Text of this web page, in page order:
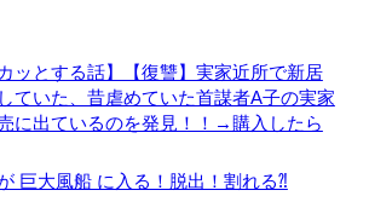
カッとする話】【復讐】実家近所で新居
ていた、昔虐めていた首謀者A子の実家
に出ているのを発見！！→購入したら
巨大風船 に入る！脱出！割れる⁈